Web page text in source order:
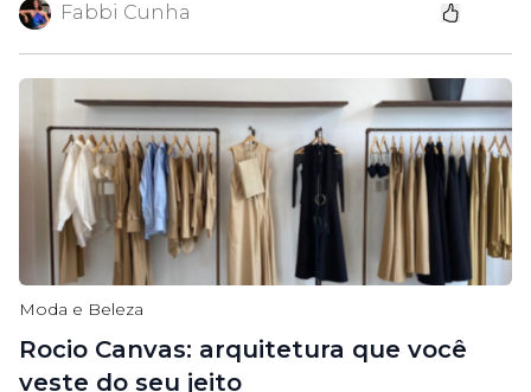
Fabbi Cunha
Moda e Beleza
Rocio Canvas: arquitetura que você
veste do seu jeito